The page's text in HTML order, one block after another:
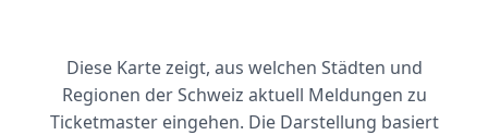
Diese Karte zeigt, aus welchen Städten und
Regionen der Schweiz aktuell Meldungen zu
Ticketmaster eingehen. Die Darstellung basiert